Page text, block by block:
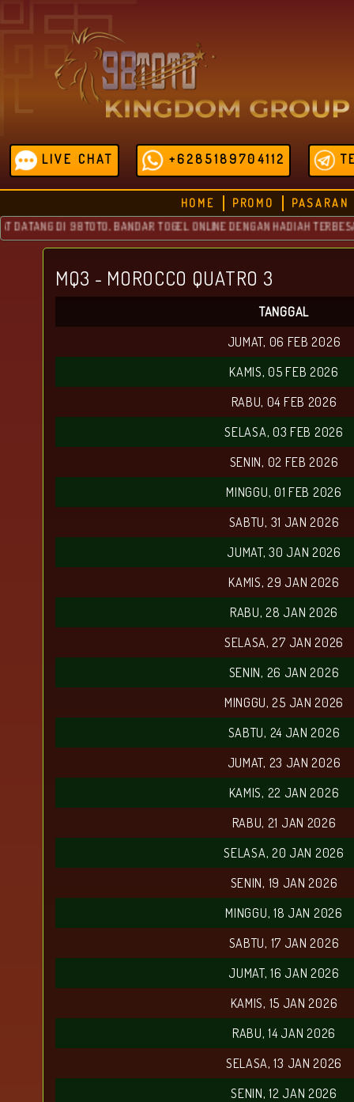
LIVE CHAT +6285189704112
HOME PROMO
PASARAN
DI 98TOTO, BANDAR TOGEL ONLINE DENGAN HADIAH
MQ3 - MOROCCO QUATRO 3
TANGGAL
JUMAT, 06 FEB 2026
KAMIS, 05 FEB 2026
RABU, 04 FEB 2026
SELASA, 03 FEB 2026
SENIN, 02 FEB 2026
MINGGU, 01 FEB 2026
SABTU, 31 JAN 2026
JUMAT, 30 JAN 2026
KAMIS, 29 JAN 2026
RABU, 28 JAN 2026
SELASA, 27 JAN 2026
SENIN, 26 JAN 2026
MINGGU, 25 JAN 2026
SABTU, 24 JAN 2026
JUMAT, 23 JAN 2026
KAMIS, 22 JAN 2026
RABU, 21 JAN 2026
SELASA, 20 JAN 2026
SENIN, 19 JAN 2026
MINGGU, 18 JAN 2026
SABTU, 17 JAN 2026
JUMAT, 16 JAN 2026
KAMIS, 15 JAN 2026
RABU, 14 JAN 2026
SELASA, 13 JAN 2026
SENIN, 12 JAN 2026